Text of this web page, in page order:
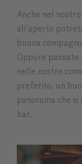
Anche nel
all’aperto
buona
Oppure passate
nelle nostre
preferito, un
panorama che
bar.